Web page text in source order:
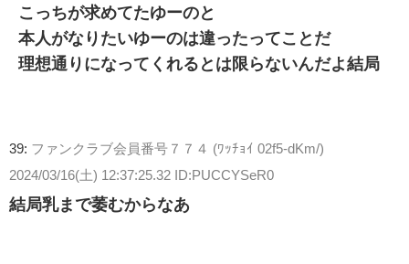
こっちが求めてたゆーのと
本人がなりたいゆーのは違ったってことだ
理想通りになってくれるとは限らないんだよ結局
39: ファンクラブ会員番号７７４ (ﾜｯﾁｮｲ 02f5-dKm/)
2024/03/16(土) 12:37:25.32 ID:PUCCYSeR0
結局乳まで萎むからなあ